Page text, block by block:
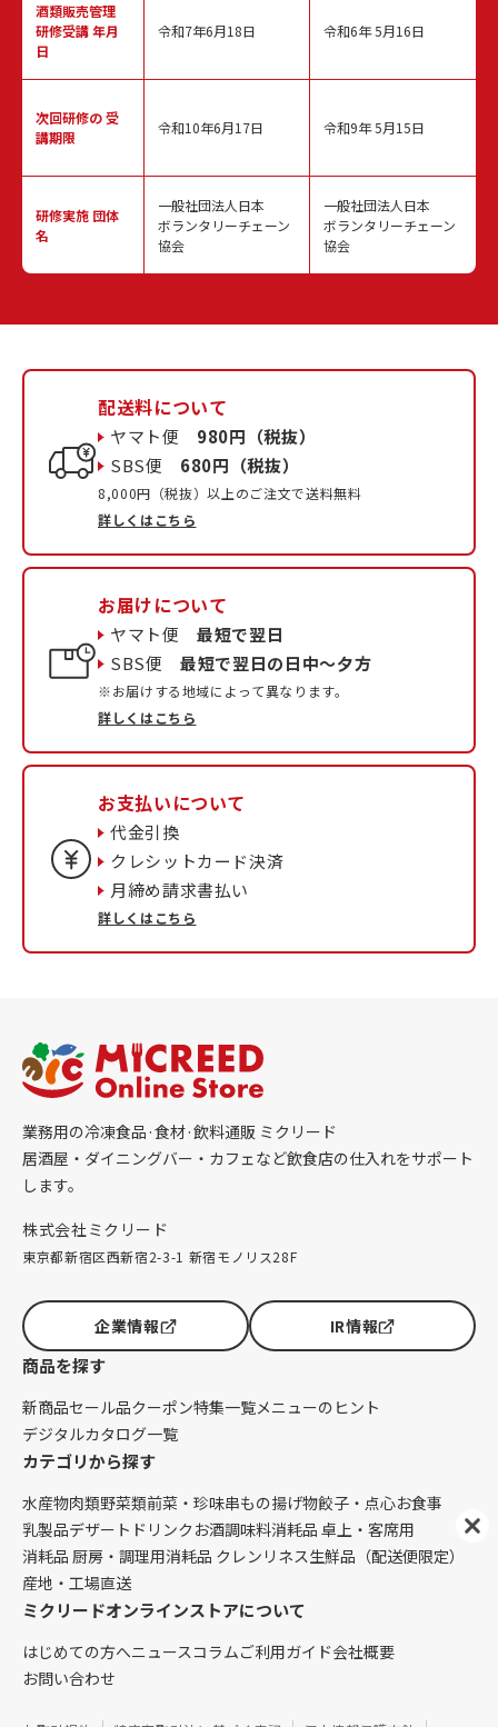
酒類販売管理
研修受講 年月
日
次回研修の受
講期限
研修実施 団体
名
令和7年6月18日
令和10年6月17日
一般社団法人日本
ボランタリーチェーン
協会
令和6年 5月16日
令和9年 5月15日
一般社団法人日本
ボランタリーチェーン
協会
配送料について
ヤマト便 980円（税抜）
SBS便 680円（税抜）
8,000円（税抜）以上のご注文で送料無料
詳しくはこちら
お届けについて
ヤマト便最短で翌日
SBS便最短で翌日の日中〜夕方
※お届けする地域によって異なります。
詳しくはこちら
お支払いについて
代金引換
クレシットカード決済
月締め請求書払い
詳しくはこちら
業務用の冷凍食品·食材·飲料通販 ミクリード
居酒屋・ダイニングバー・カフェなど飲食店の仕入れをサポート
します。
株式会社ミクリード
東京都新宿区西新宿2-3-1 新宿モノリス28F
企業情報 IR情報
商品を探す
新商品セール品クーポン特集一覧メニューのヒント
デジタルカタログ一覧
カテゴリから探す
水産物肉類野菜類前菜・珍味串もの揚げ物餃子・点心お食事
乳製品デザート ドリンク お酒調味料消耗品 卓上・客席用
消耗品 厨房・調理用消耗品 クレンリネス生鮮品（配送便限定）
産地・工場直送
ミクリードオンラインストアについて
はじめての方へニュースコラムご利用ガイド会社概要
お問い合わせ